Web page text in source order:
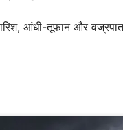
आंधी-तूफान और वज्रपात